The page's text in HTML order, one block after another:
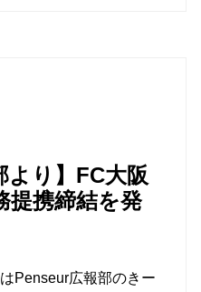
より】FC大阪
提携締結を発
Penseur広報部のきー